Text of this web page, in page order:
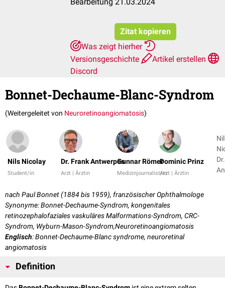
Zitat kopieren
Was zeigt hierher
Versionsgeschichte
Artikel erstellen
Discord
Bonnet-Dechaume-Blanc-Syndrom
(Weitergeleitet von Neuroretinoangiomatosis)
Nils Nicolay
Student/in
Dr. Frank Antwerpes
Arzt | Ärztin
Gunnar Römer
Medizinjournalist/in
Dominic Prinz
Arzt | Ärztin
nach Paul Bonnet (1884 bis 1959), französischer Ophthalmologe
Synonyme: Bonnet-Dechaume-Syndrom, kongenitales
retinozephalofaziales vaskuläres Malformations-Syndrom, CRC-
Syndrom, Wyburn-Mason-Syndrom,Neuroretinoangiomatosis
Englisch: Bonnet-Dechaume-Blanc syndrome, neuroretinal
angiomatosis
Definition